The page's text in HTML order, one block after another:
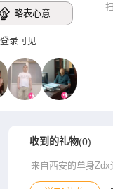
略表心意
录可见
收到的礼物(0)
来自西安的单身Zdx